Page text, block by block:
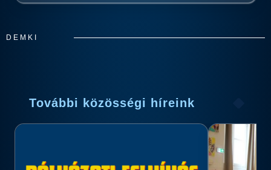
DEMKI
További közösségi híreink